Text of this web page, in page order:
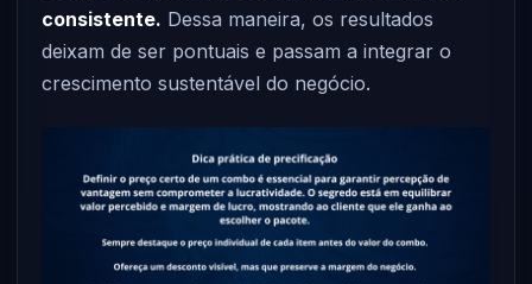
consistente. Dessa maneira, os resultados
deixam de ser pontuais e passam a integrar o
crescimento sustentável do negócio.